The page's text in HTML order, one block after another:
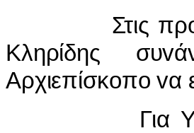
Στις
Κληρίδης
Αρχιεπίσκoπo vα
Για